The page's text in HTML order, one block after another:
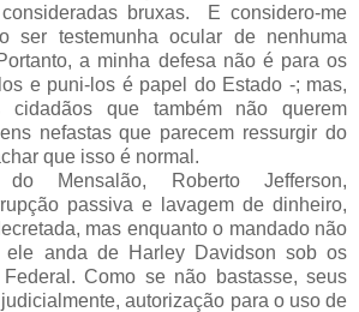
bruxas. E considero-me
ser testemunha ocular de nenhuma
a minha defesa não é para os
e puni-los é papel do Estado -; mas,
que também não querem
nefastas que parecem ressurgir do
que isso é normal.
Mensalão, Roberto Jefferson,
passiva e lavagem de dinheiro,
mas enquanto o mandado não
anda de Harley Davidson sob os
Como se não bastasse, seus
autorização para o uso de